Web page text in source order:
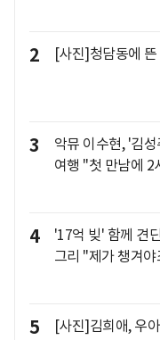
2 [사진]청담동에 뜬
3
악뮤 이수현, '김
여행 "첫 만남에 2
4
'17억 빚' 함께 견
그리 "제가 챙겨
5 [사진]김희애, 우